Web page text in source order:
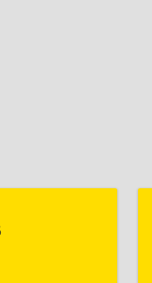
Респ, Грозный г,